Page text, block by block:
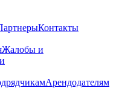
Контакты
Жалобы и
Арендодателям